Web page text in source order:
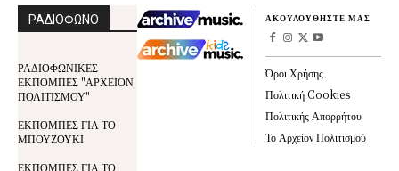
ΡΑΔΙΟΦΩΝΟ
ΡΑΔΙΟΦΩΝΙΚΕΣ
ΕΚΠΟΜΠΕΣ "ΑΡΧΕΙΟΝ
ΠΟΛΙΤΙΣΜΟΥ"
ΕΚΠΟΜΠΕΣ ΓΙΑ ΤΟ
ΜΠΟΥΖΟΥΚΙ
ΕΚΠΟΜΠΕΣ ΓΙΑ ΤΟ
ΑΚΟΥΛΟΥΘΗΣΤΕ ΜΑΣ
Όροι Χρήσης
Πολιτική Cookies
Πολιτικής Απορρήτου
Το Αρχείον Πολιτισμού